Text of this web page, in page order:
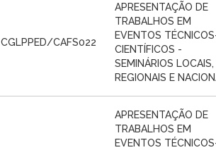
CGLPPED/CAFS022
APRESENTAÇÃO DE
TRABALHOS EM
EVENTOS
CIENTÍFICOS -
SEMINÁRIOS LOCAIS,
REGIONAIS E
APRESENTAÇÃO DE
TRABALHOS EM
EVENTOS